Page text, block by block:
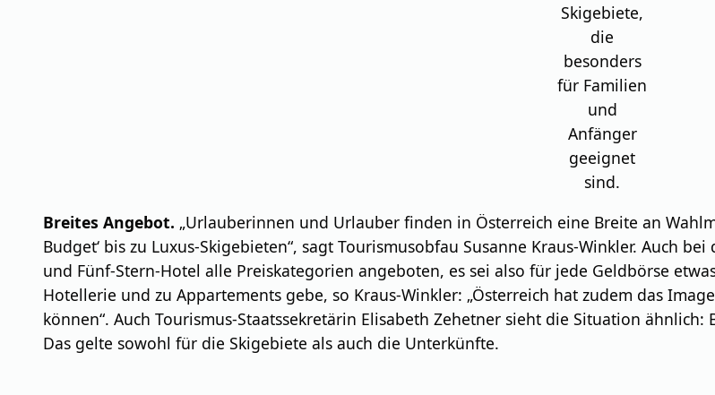
Skigebiete,
die
besonders
für Familien
und
Anfänger
geeignet
sind.
Breites Angebot. „Urlauberinnen und Urlauber finden in Österreich eine Breite an
Budget‘ bis zu Luxus-Skigebieten“, sagt Tourismusobfau Susanne Kraus-Winkler. Auch
und Fünf-Stern-Hotel alle Preiskategorien angeboten, es sei also für jede Geldbörse
Hotellerie und zu Appartements gebe, so Kraus-Winkler: „Österreich hat zudem das
können“. Auch Tourismus-Staatssekretärin Elisabeth Zehetner sieht die Situation
Das gelte sowohl für die Skigebiete als auch die Unterkünfte.